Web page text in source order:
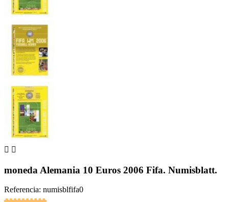
 
moneda Alemania 10 Euros 2006 Fifa. Numisblatt.
Referencia: numisblfifa0